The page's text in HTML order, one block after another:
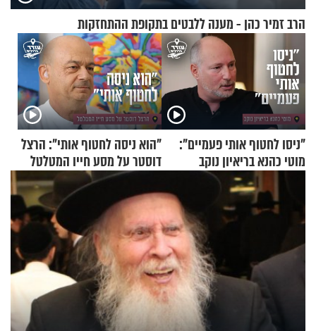
הרב זמיר כהן - מענה ללבטים בתקופת ההתחזקות
"ניסו לחטוף אותי פעמיים":
מוטי כהנא בריאיון נוקב
"הוא ניסה לחטוף אותי": הרצל
דוסטר על מסע חייו המטלטל